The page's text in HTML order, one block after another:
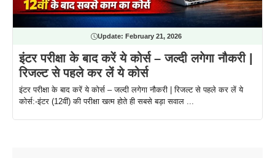
Update: February 21, 2026
इंटर परीक्षा के बाद करें ये कोर्स – जल्दी लगेगा नौकरी |
रिजल्ट से पहले कर लें ये कोर्स
इंटर परीक्षा के बाद करें ये कोर्स – जल्दी लगेगा नौकरी | रिजल्ट से पहले कर लें ये
कोर्स:-इंटर (12वीं) की परीक्षा खत्म होते ही सबसे बड़ा सवाल ...